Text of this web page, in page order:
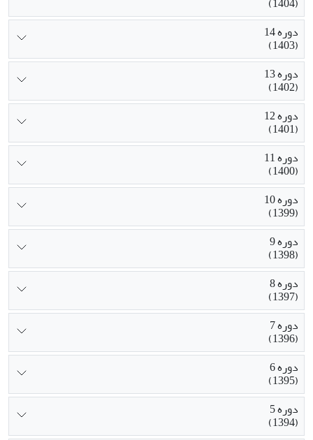
دوره 14
(1403)
دوره 13
(1402)
دوره 12
(1401)
دوره 11
(1400)
دوره 10
(1399)
دوره 9
(1398)
دوره 8
(1397)
دوره 7
(1396)
دوره 6
(1395)
دوره 5
(1394)